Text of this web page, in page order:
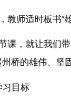
教师适时板书“
课，就让我们
桥的雄伟、坚
习目标